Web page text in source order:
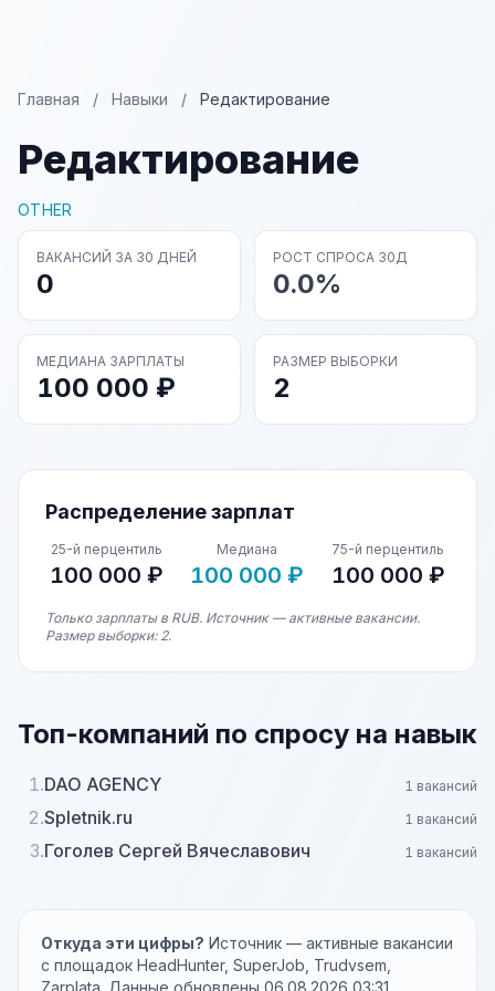
Главная / Навыки / Редактирование
Редактирование
OTHER
ВАКАНСИЙ ЗА 30 ДНЕЙ
0
РОСТ СПРОСА 30Д
0.0%
МЕДИАНА ЗАРПЛАТЫ
100 000 ₽
РАЗМЕР ВЫБОРКИ
2
Распределение зарплат
25-й перцентиль
100 000 ₽
Медиана
100 000 ₽
75-й перцентиль
100 000 ₽
Только зарплаты в RUB. Источник — активные вакансии.
Размер выборки: 2.
Топ-компаний по спросу на навык
1.DAO AGENCY 1 вакансий
2.Spletnik.ru 1 вакансий
3.Гоголев Сергей Вячеславович 1 вакансий
Откуда эти цифры? Источник — активные вакансии
с площадок HeadHunter, SuperJob, Trudvsem,
Zarplata. Данные обновлены 06.08.2026 03:31.